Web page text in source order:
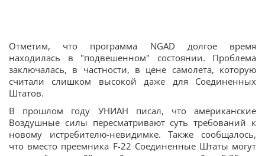
Отметим, что программа NGAD долгое время
находилась в "подвешенном" состоянии. Проблема
заключалась, в частности, в цене самолета, которую
считали слишком высокой даже для Соединенных
Штатов.
В прошлом году УНИАН писал, что американские
Воздушные силы пересматривают суть требований к
новому истребителю-невидимке. Также сообщалось,
что вместо преемника F-22 Соединенные Штаты могут